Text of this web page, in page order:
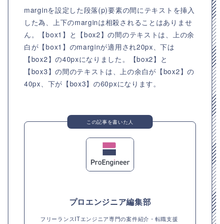
marginを設定した段落(p)要素の間にテキストを挿入
した為、上下のmarginは相殺されることはありませ
ん。【box1】と【box2】の間のテキストは、上の余
白が【box1】のmarginが適用され20px、下は
【box2】の40pxになりました。【box2】と
【box3】の間のテキストは、上の余白が【box2】の
40px、下が【box3】の60pxになります。
この記事を書いた人
プロエンジニア編集部
フリーランスITエンジニア専門の案件紹介・転職支援